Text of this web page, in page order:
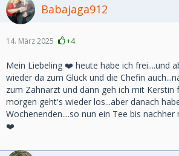
Babajaga912
14. März 2025 +4
Mein Liebeling ❤️ heute habe ich frei....und
wieder da zum Glück und die Chefin
zum Zahnarzt und dann geh ich mit Kerstin
morgen geht's wieder los...aber danach
Wochenenden....so nun ein Tee bis
❤️